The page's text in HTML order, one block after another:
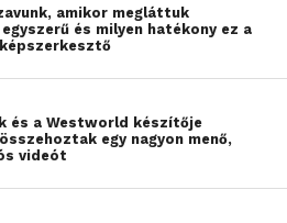
amikor megláttuk
egyszerű és milyen hatékony ez a
és a Westworld készítője
egy nagyon menő,
videót